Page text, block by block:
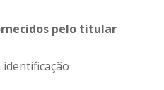
pelo titular